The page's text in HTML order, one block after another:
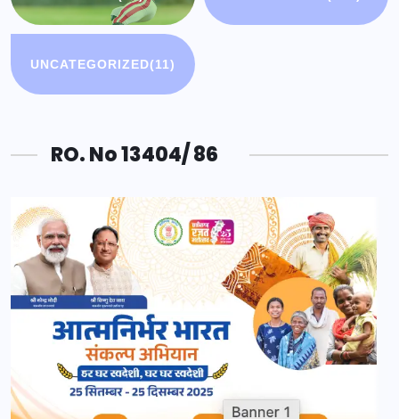
UNCATEGORIZED(11)
RO. No 13404/ 86